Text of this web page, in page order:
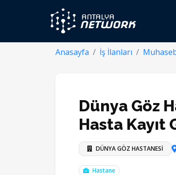
Anasayfa İş İlanları
Dünya Göz
Hasta Kayıt
DÜNYA GÖZ HASTANESİ
Hastane